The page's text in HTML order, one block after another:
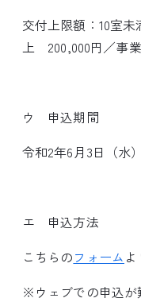
交付上限額：10室
上 200,000円／事
ウ 申込期間
令和2年6月3日（水
エ 申込方法
こちらのフォーム
※ウェブでの申込が